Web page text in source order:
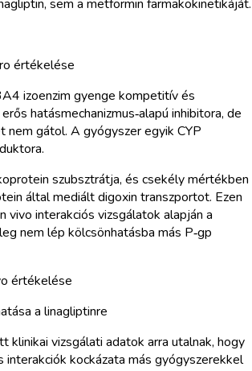
sem a metformin farmakokinetikáját.
értékelése
izoenzim gyenge kompetitív és
hatásmechanizmus‑alapú inhibitora, de
nem gátol. A gyógyszer egyik CYP
szubsztrátja, és csekély mértékben
által mediált digoxin transzportot. Ezen
vivo interakciós vizsgálatok alapján a
nem lép kölcsönhatásba más P‑gp
értékelése
a linagliptinre
klinikai vizsgálati adatok arra utalnak, hogy
interakciók kockázata más gyógyszerekkel